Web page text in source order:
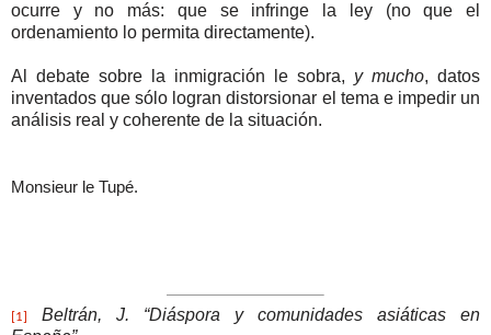
ocurre y no más: que se infringe la ley (no que el
ordenamiento lo permita directamente).
Al debate sobre la inmigración le sobra, y mucho, datos
inventados que sólo logran distorsionar el tema e impedir un
análisis real y coherente de la situación.
Monsieur le Tupé.
[1]
Beltrán, J. “Diáspora y comunidades asiáticas en